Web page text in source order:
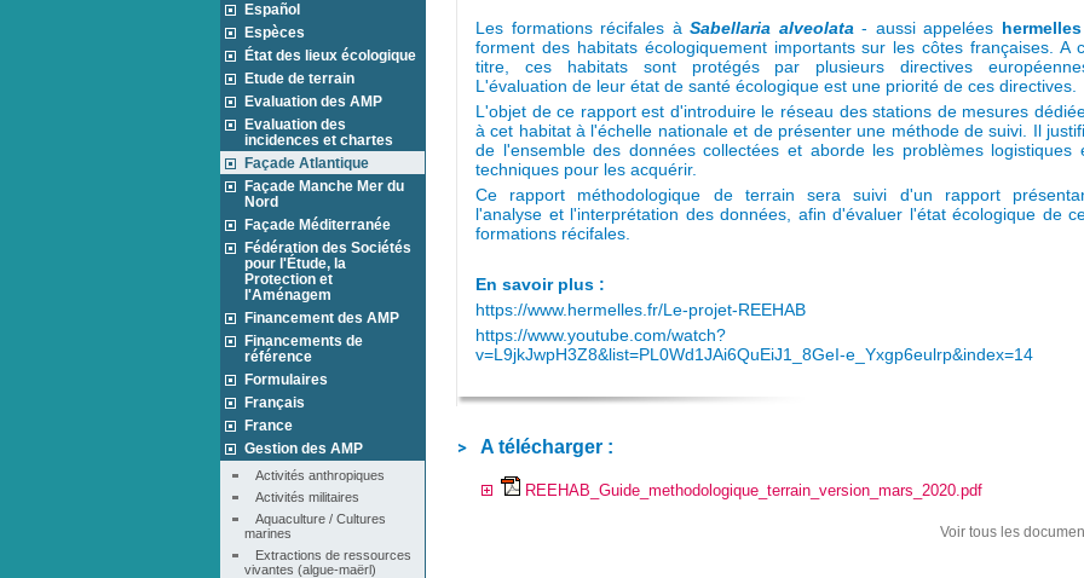
Español
Espèces
État des lieux écologique
Etude de terrain
Evaluation des AMP
Evaluation des
incidences et chartes
Façade Atlantique
Façade Manche Mer du
Nord
Façade Méditerranée
Fédération des Sociétés
pour l'Étude, la
Protection et
l'Aménagem
Financement des AMP
Financements de
référence
Formulaires
Français
France
Gestion des AMP
Activités anthropiques
Activités militaires
Aquaculture / Cultures
marines
Extractions de ressources
vivantes (algue-maërl)
Les formations récifales à Sabellaria alveolata - aussi appelées hermelles
forment des habitats écologiquement importants sur les côtes françaises. A
titre, ces habitats sont protégés par plusieurs directives
L'évaluation de leur état de santé écologique est une priorité de ces directives.
L'objet de ce rapport est d'introduire le réseau des stations de mesures
à cet habitat à l'échelle nationale et de présenter une méthode de suivi. Il
de l'ensemble des données collectées et aborde les problèmes logistiques
techniques pour les acquérir.
Ce rapport méthodologique de terrain sera suivi d'un rapport
l'analyse et l'interprétation des données, afin d'évaluer l'état écologique de
formations récifales.
En savoir plus :
https://www.hermelles.fr/Le-projet-REEHAB
https://www.youtube.com/watch?
v=L9jkJwpH3Z8&list=PL0Wd1JAi6QuEiJ1_8GeI-e_Yxgp6eulrp&index=14
A télécharger :
REEHAB_Guide_methodologique_terrain_version_mars_2020.pdf
Voir tous les